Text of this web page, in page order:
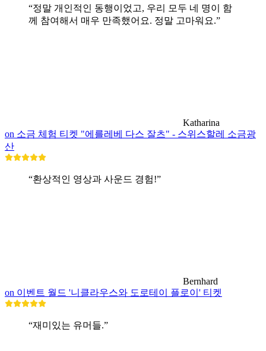
“정말 개인적인 동행이었고, 우리 모두 네 명이 함
께 참여해서 매우 만족했어요. 정말 고마워요.”
Katharina
on 소금 체험 티켓 "에를레베 다스 잘츠" - 스위스할레 소금광
산
“환상적인 영상과 사운드 경험!”
Bernhard
on 이벤트 월드 '니클라우스와 도로테이 플로이' 티켓
“재미있는 유머들.”